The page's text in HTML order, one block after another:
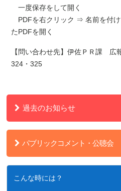
一度保存をして開く
PDFを右クリック ⇒ 名前を付
たPDFを開く
【問い合わせ先】伊佐ＰＲ課
324・325
過去のお知らせ
パブリックコメント・公聴会
こんな時には？